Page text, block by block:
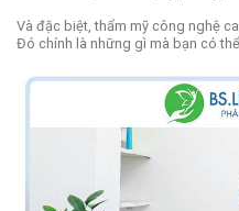
Và đặc biệt, thẩm mỹ công nghệ
Đó chính là những gì mà bạn có